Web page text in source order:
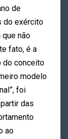
de
do exército
que não
fato, é a
do conceito
modelo
foi
das
ao